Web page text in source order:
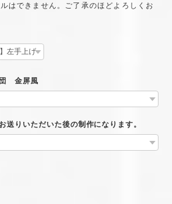
はできません。ご了承のほどよろしくお
団 金屏風
送りいただいた後の制作になります。